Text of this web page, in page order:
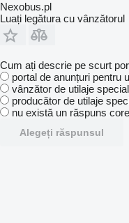
Nexobus.pl
Luați legătura cu vânzătorul
Cum ați descrie pe scurt
portal de anunțuri pentru
vânzător de utilaje
producător de utilaje
nu există un răspuns
Alegeți răspunsul